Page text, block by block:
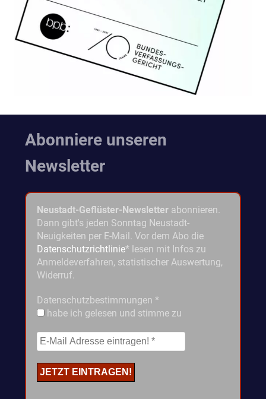
Abonniere unseren
Newsletter
Neustadt-Geflüster-Newsletter abonnieren.
Dann gibt's jeden Sonntag Neustadt-
Neuigkeiten per E-Mail. Vor dem Abo die
Datenschutzrichtlinie* lesen mit Infos zu
Anmeldeverfahren, statistischer Auswertung,
Widerruf.
Datenschutzbestimmungen *
habe ich gelesen und stimme zu